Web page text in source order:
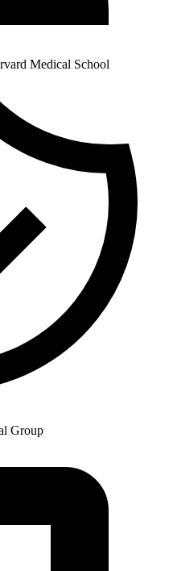
Medical School
Group